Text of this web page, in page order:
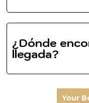
¿Dónde
llegada?
Your